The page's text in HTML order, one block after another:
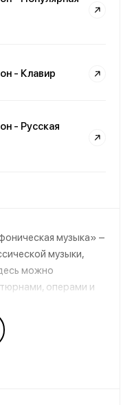
- Клавир
- Русская
музыка» –
музыки,
можно
операми и
Бетховен и т.д).
слушателей с